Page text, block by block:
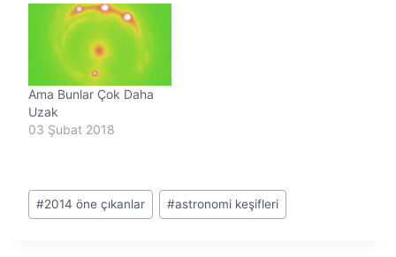
Ama Bunlar Çok Daha
Uzak
03 Şubat 2018
Post
Tags:
#2014 öne çıkanlar #astronomi keşifleri